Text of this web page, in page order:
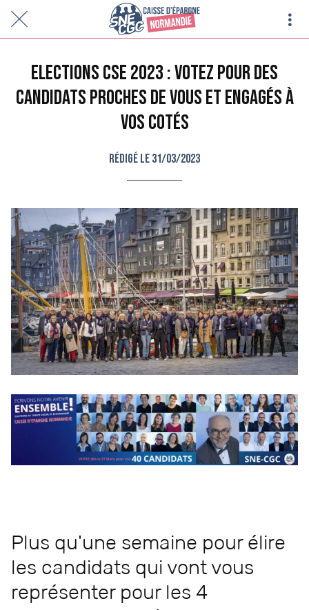
Elections CSE 2023 : Votez pour des
candidats proches de vous et engagés à
vos cotés
Rédigé le 31/03/2023
Plus qu'une semaine pour élire
les candidats qui vont vous
représenter pour les 4